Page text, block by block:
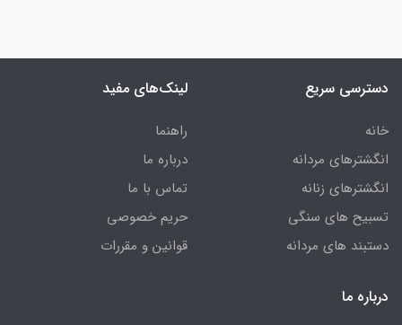
دسترسی سریع
خانه
انگشترهای مردانه
انگشترهای زنانه
تسبیح های سنگی
دستبند های مردانه
لینک‌های مفید
راهنما
درباره ما
تماس با ما
حریم خصوصی
قوانین و مقررات
درباره ما